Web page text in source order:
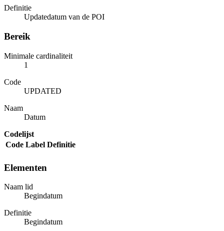
Definitie
Updatedatum van de POI
Bereik
Minimale cardinaliteit
1
Code
UPDATED
Naam
Datum
Codelijst
Code Label Definitie
Elementen
Naam lid
Begindatum
Definitie
Begindatum